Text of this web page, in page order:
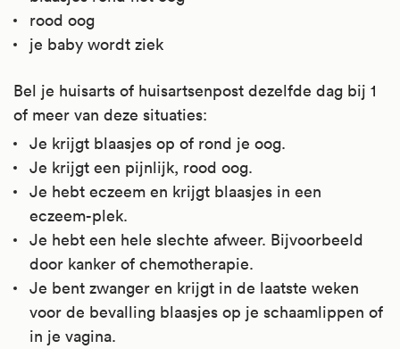
rood oog
je baby wordt ziek
Bel je huisarts of huisartsenpost dezelfde dag bij 1
of meer van deze situaties:
Je krijgt blaasjes op of rond je oog.
Je krijgt een pijnlijk, rood oog.
Je hebt eczeem en krijgt blaasjes in een
eczeem-plek.
Je hebt een hele slechte afweer. Bijvoorbeeld
door kanker of chemotherapie.
Je bent zwanger en krijgt in de laatste weken
voor de bevalling blaasjes op je schaamlippen of
in je vagina.